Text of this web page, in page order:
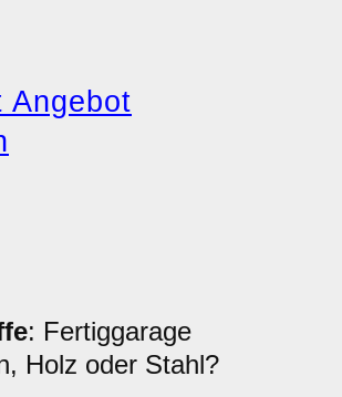
: Fertiggarage
Holz oder Stahl?